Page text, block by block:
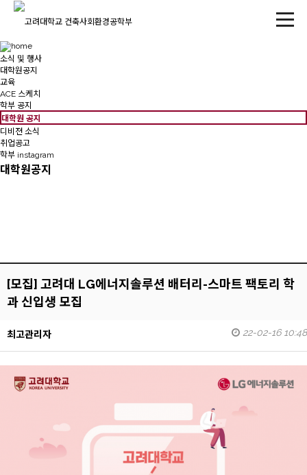
소식 및 행사
대학원공지
교육
ACE 스케치
학부 공지
대학원 공지
디비젼 소식
취업공고
학부 instagram
대학원공지
[모집] 고려대 LG에너지솔루션 배터리-스마트 팩토리 학
과 신입생 모집
최고관리자 22-02-16 10:48